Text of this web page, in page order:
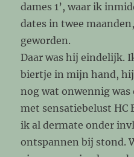
dames 1’, waar ik
dates in twee
geworden.
Daar was hij eindelijk.
biertje in mijn hand, hij
nog wat onwennig was
met sensatiebelust HC
ik al dermate onder
ontspannen bij stond.